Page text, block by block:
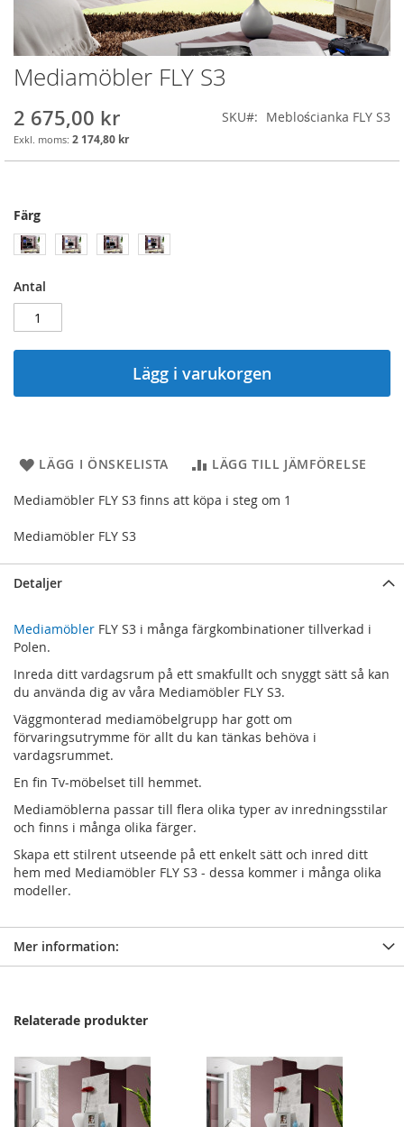
Skip
to
the
beginning
of
the
Mediamöbler FLY S3
2 675,00 kr
2 174,80 kr
SKU Meblościanka FLY S3
Färg
Antal
Lägg i varukorgen
LÄGG I ÖNSKELISTA LÄGG TILL JÄMFÖRELSE
Mediamöbler FLY S3 finns att köpa i steg om 1
Mediamöbler FLY S3
Detaljer
Mediamöbler FLY S3 i många färgkombinationer tillverkad i
Polen.
Inreda ditt vardagsrum på ett smakfullt och snyggt sätt så kan
du använda dig av våra Mediamöbler FLY S3.
Väggmonterad mediamöbelgrupp har gott om
förvaringsutrymme för allt du kan tänkas behöva i
vardagsrummet.
En fin Tv-möbelset till hemmet.
Mediamöblerna passar till flera olika typer av inredningsstilar
och finns i många olika färger.
Skapa ett stilrent utseende på ett enkelt sätt och inred ditt
hem med Mediamöbler FLY S3 - dessa kommer i många olika
modeller.
Mer information:
Relaterade produkter